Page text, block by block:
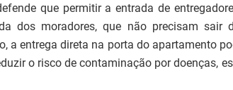
que permitir a entrada de
dos moradores, que não precisam sair
a entrega direta na porta do apartamento
o risco de contaminação por doenças,